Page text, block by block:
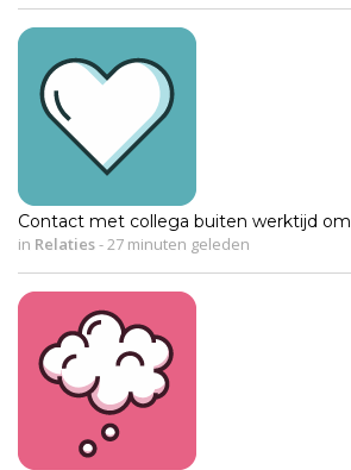
Contact met collega buiten werktijd om
in Relaties-27 minuten geleden